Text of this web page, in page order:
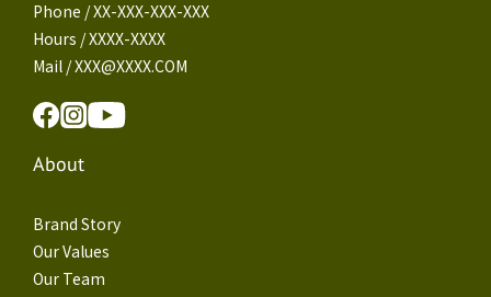
Phone / XX-XXX-XXX-XXX
Hours / XXXX-XXXX
Mail / XXX@XXXX.COM
About
Brand Story
Our Values
Our Team